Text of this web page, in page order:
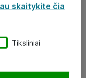
skaitykite čia
Tiksliniai